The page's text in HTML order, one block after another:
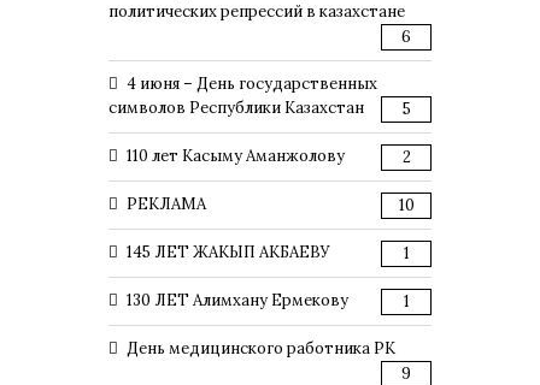
политических репрессий в казахстане
6
4 июня – День государственных
символов Республики Казахстан
5
110 лет Касыму Аманжолову 2
РЕКЛАМА 10
145 ЛЕТ ЖАКЫП АКБАЕВУ 1
130 ЛЕТ Алимхану Ермекову 1
День медицинского работника РК
9